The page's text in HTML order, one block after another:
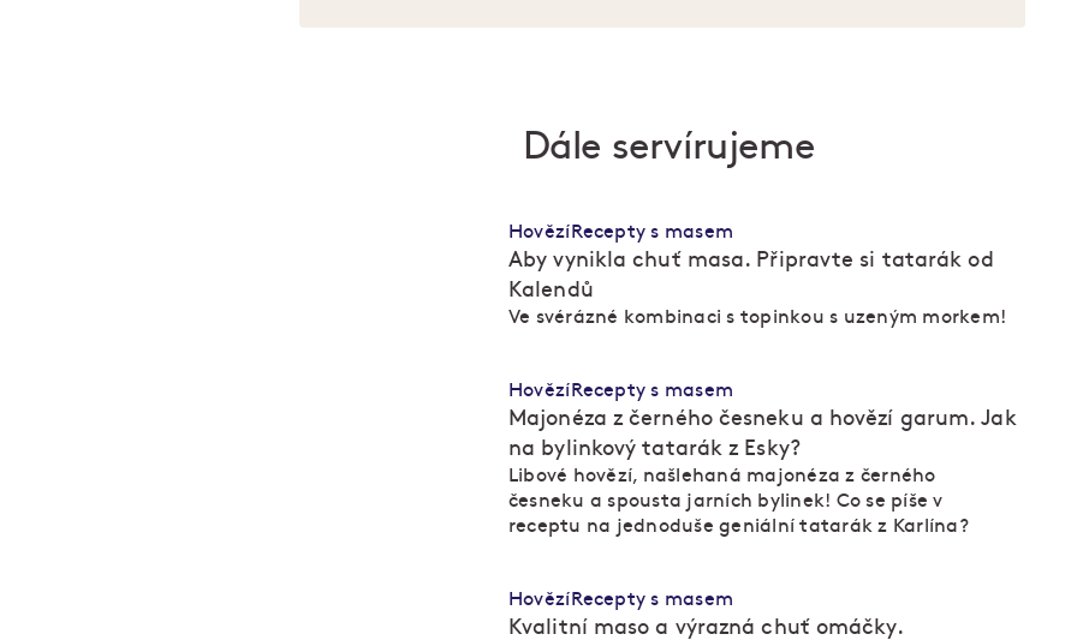
Dále servírujeme
Hovězí Recepty s masem
Aby vynikla chuť masa. Připravte si tatarák od
Kalendů
Ve svérázné kombinaci s topinkou s uzeným morkem!
Hovězí Recepty s masem
Majonéza z černého česneku a hovězí garum. Jak
na bylinkový tatarák z Esky?
Libové hovězí, našlehaná majonéza z černého
česneku a spousta jarních bylinek! Co se píše v
receptu na jednoduše geniální tatarák z Karlína?
Hovězí Recepty s masem
Kvalitní maso a výrazná chuť omáčky.